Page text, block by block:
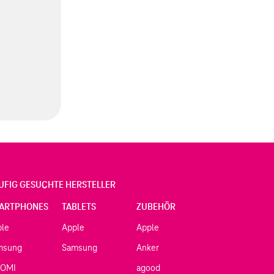
GESUCHTE HERSTELLER
TABLETS
Apple
Samsung
ZUBEHÖR
Apple
Anker
agood